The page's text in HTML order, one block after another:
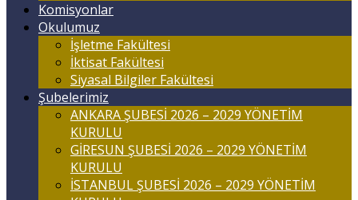
Komisyonlar
Okulumuz
İşletme Fakültesi
İktisat Fakültesi
Siyasal Bilgiler Fakültesi
Şubelerimiz
ANKARA ŞUBESİ 2026 – 2029 YÖNETİM
KURULU
GİRESUN ŞUBESİ 2026 – 2029 YÖNETİM
KURULU
İSTANBUL ŞUBESİ 2026 – 2029 YÖNETİM